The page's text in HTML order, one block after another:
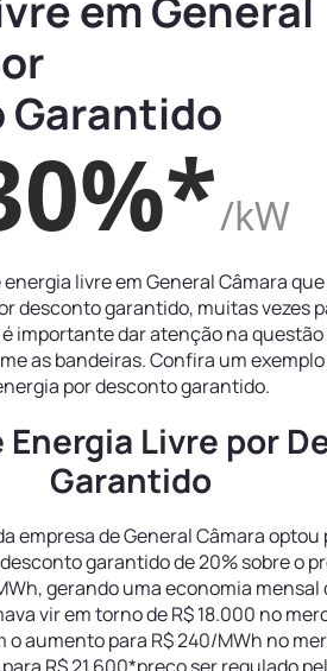
Garantido
/kW
livre em General Câmara
desconto garantido, muitas vezes
importante dar atenção na questão
as bandeiras. Confira um
por desconto garantido.
Energia Livre por
Garantido
empresa de General Câmara
garantido de 20% sobre o
gerando uma economia mensal
vir em torno de R$ 18.000 no
aumento para R$ 240/MWh no
R$ 21.600*preço ser regulado